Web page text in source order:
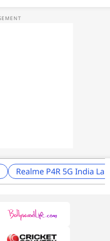
Realme P4R 5G India